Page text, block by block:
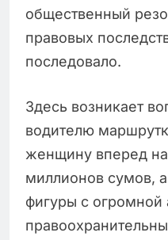
общественный
правовых
последовало.
Здесь возникает
водителю
женщину вперед
миллионов сумов,
фигуры с огромной